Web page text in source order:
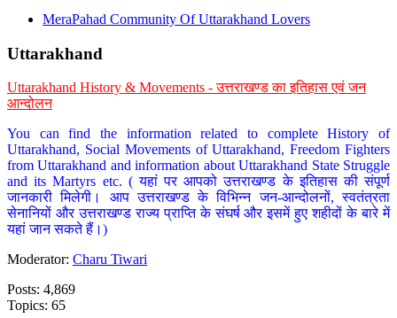
MeraPahad Community Of Uttarakhand Lovers
Uttarakhand
Uttarakhand History & Movements - उत्तराखण्ड का इतिहास एवं जन
आन्दोलन
You can find the information related to complete History of
Uttarakhand, Social Movements of Uttarakhand, Freedom Fighters
from Uttarakhand and information about Uttarakhand State Struggle
and its Martyrs etc. ( यहां पर आपको उत्तराखण्ड के इतिहास की संपूर्ण
जानकारी मिलेगी। आप उत्तराखण्ड के विभिन्न जन-आन्दोलनों, स्वतंत्रता
सेनानियों और उत्तराखण्ड राज्य प्राप्ति के संघर्ष और इसमें हुए शहीदों के बारे में
यहां जान सकते हैं।)
Moderator: Charu Tiwari
Posts: 4,869
Topics: 65